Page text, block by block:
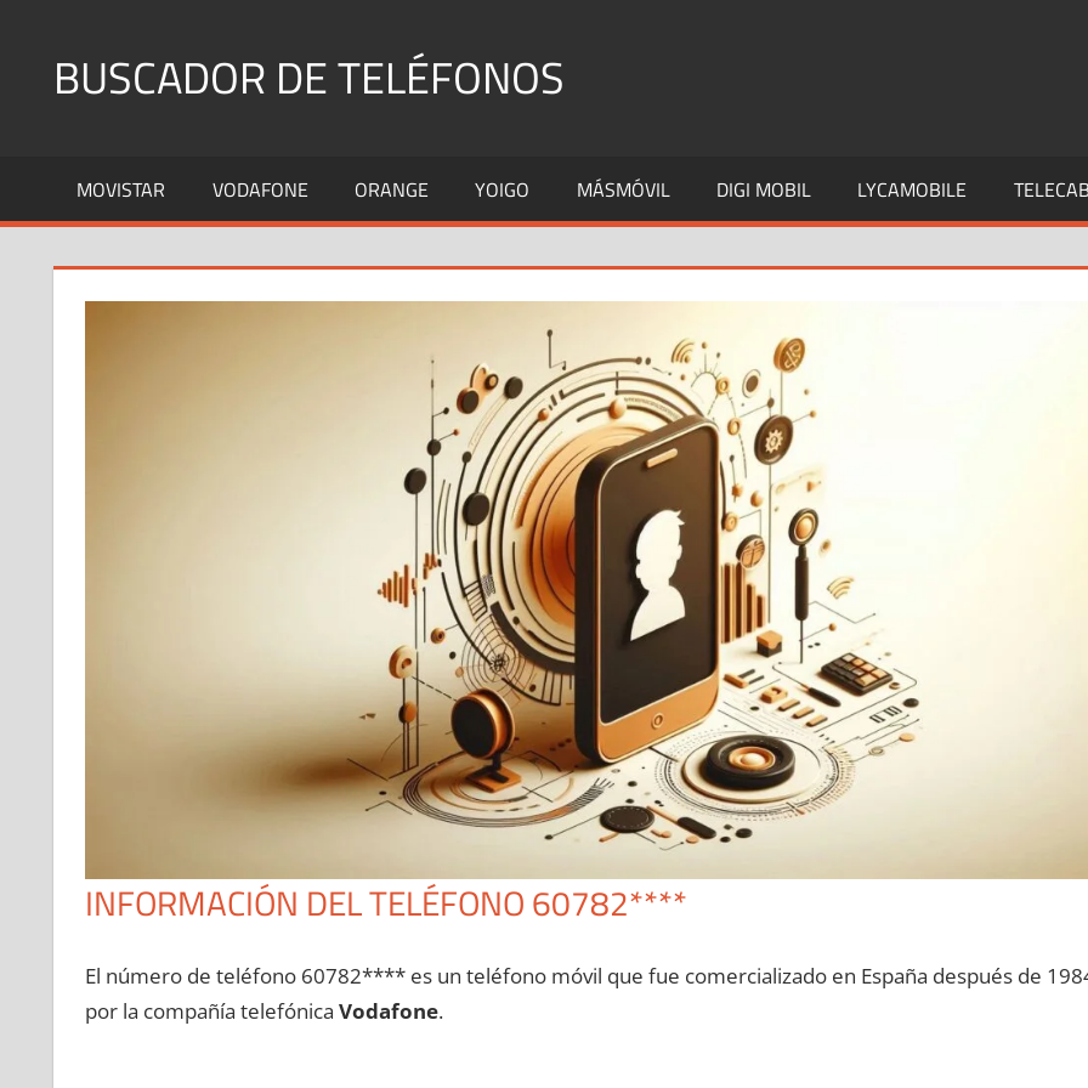
contenidoBUSCADOR DE TELÉFONOS
Fijos
y
MOVISTAR VODAFONE ORANGE YOIGO MÁSMÓVIL DIGI MOBIL LYCAMOBILE
INFORMACIÓN DEL TELÉFONO 60782****
El número dе teléfono 60782**** es un teléfono móvil quе fue comercializado en España después dе
pοr la compañía telefónica Vodafone.